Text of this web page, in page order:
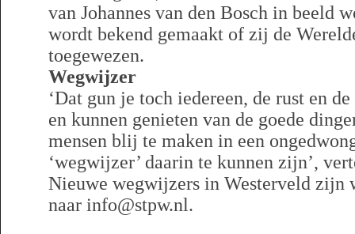
van Johannes van den Bosch in beeld
wordt bekend gemaakt of zij de
toegewezen.
Wegwijzer
‘Dat gun je toch iedereen, de rust en
en kunnen genieten van de goede
mensen blij te maken in een
‘wegwijzer’ daarin te kunnen zijn’,
Nieuwe wegwijzers in Westerveld zijn
naar info@stpw.nl.